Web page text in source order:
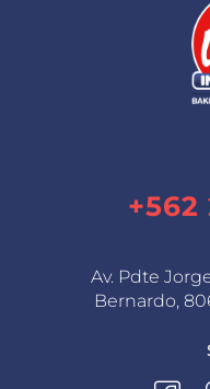
+562
Av. Pdte
Bernardo,